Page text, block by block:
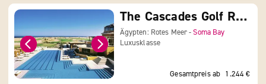
The Cascades Golf Resort, Spa and Thalasso at Soma Bay
Ägypten: Rotes Meer -Soma Bay
Luxusklasse
Gesamtpreis ab 1.244 €